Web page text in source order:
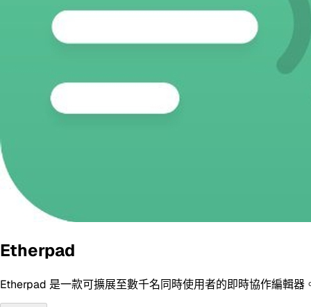
Etherpad
Etherpad 是一款可擴展至數千名同時使用者的即時協作編輯